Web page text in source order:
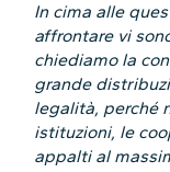
In cima alle
affrontare vi
chiediamo la
grande
legalità, perché
istituzioni, le
appalti al